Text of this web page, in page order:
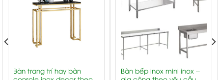
Bàn trang trí hay bàn
Bàn bếp inox mini inox –